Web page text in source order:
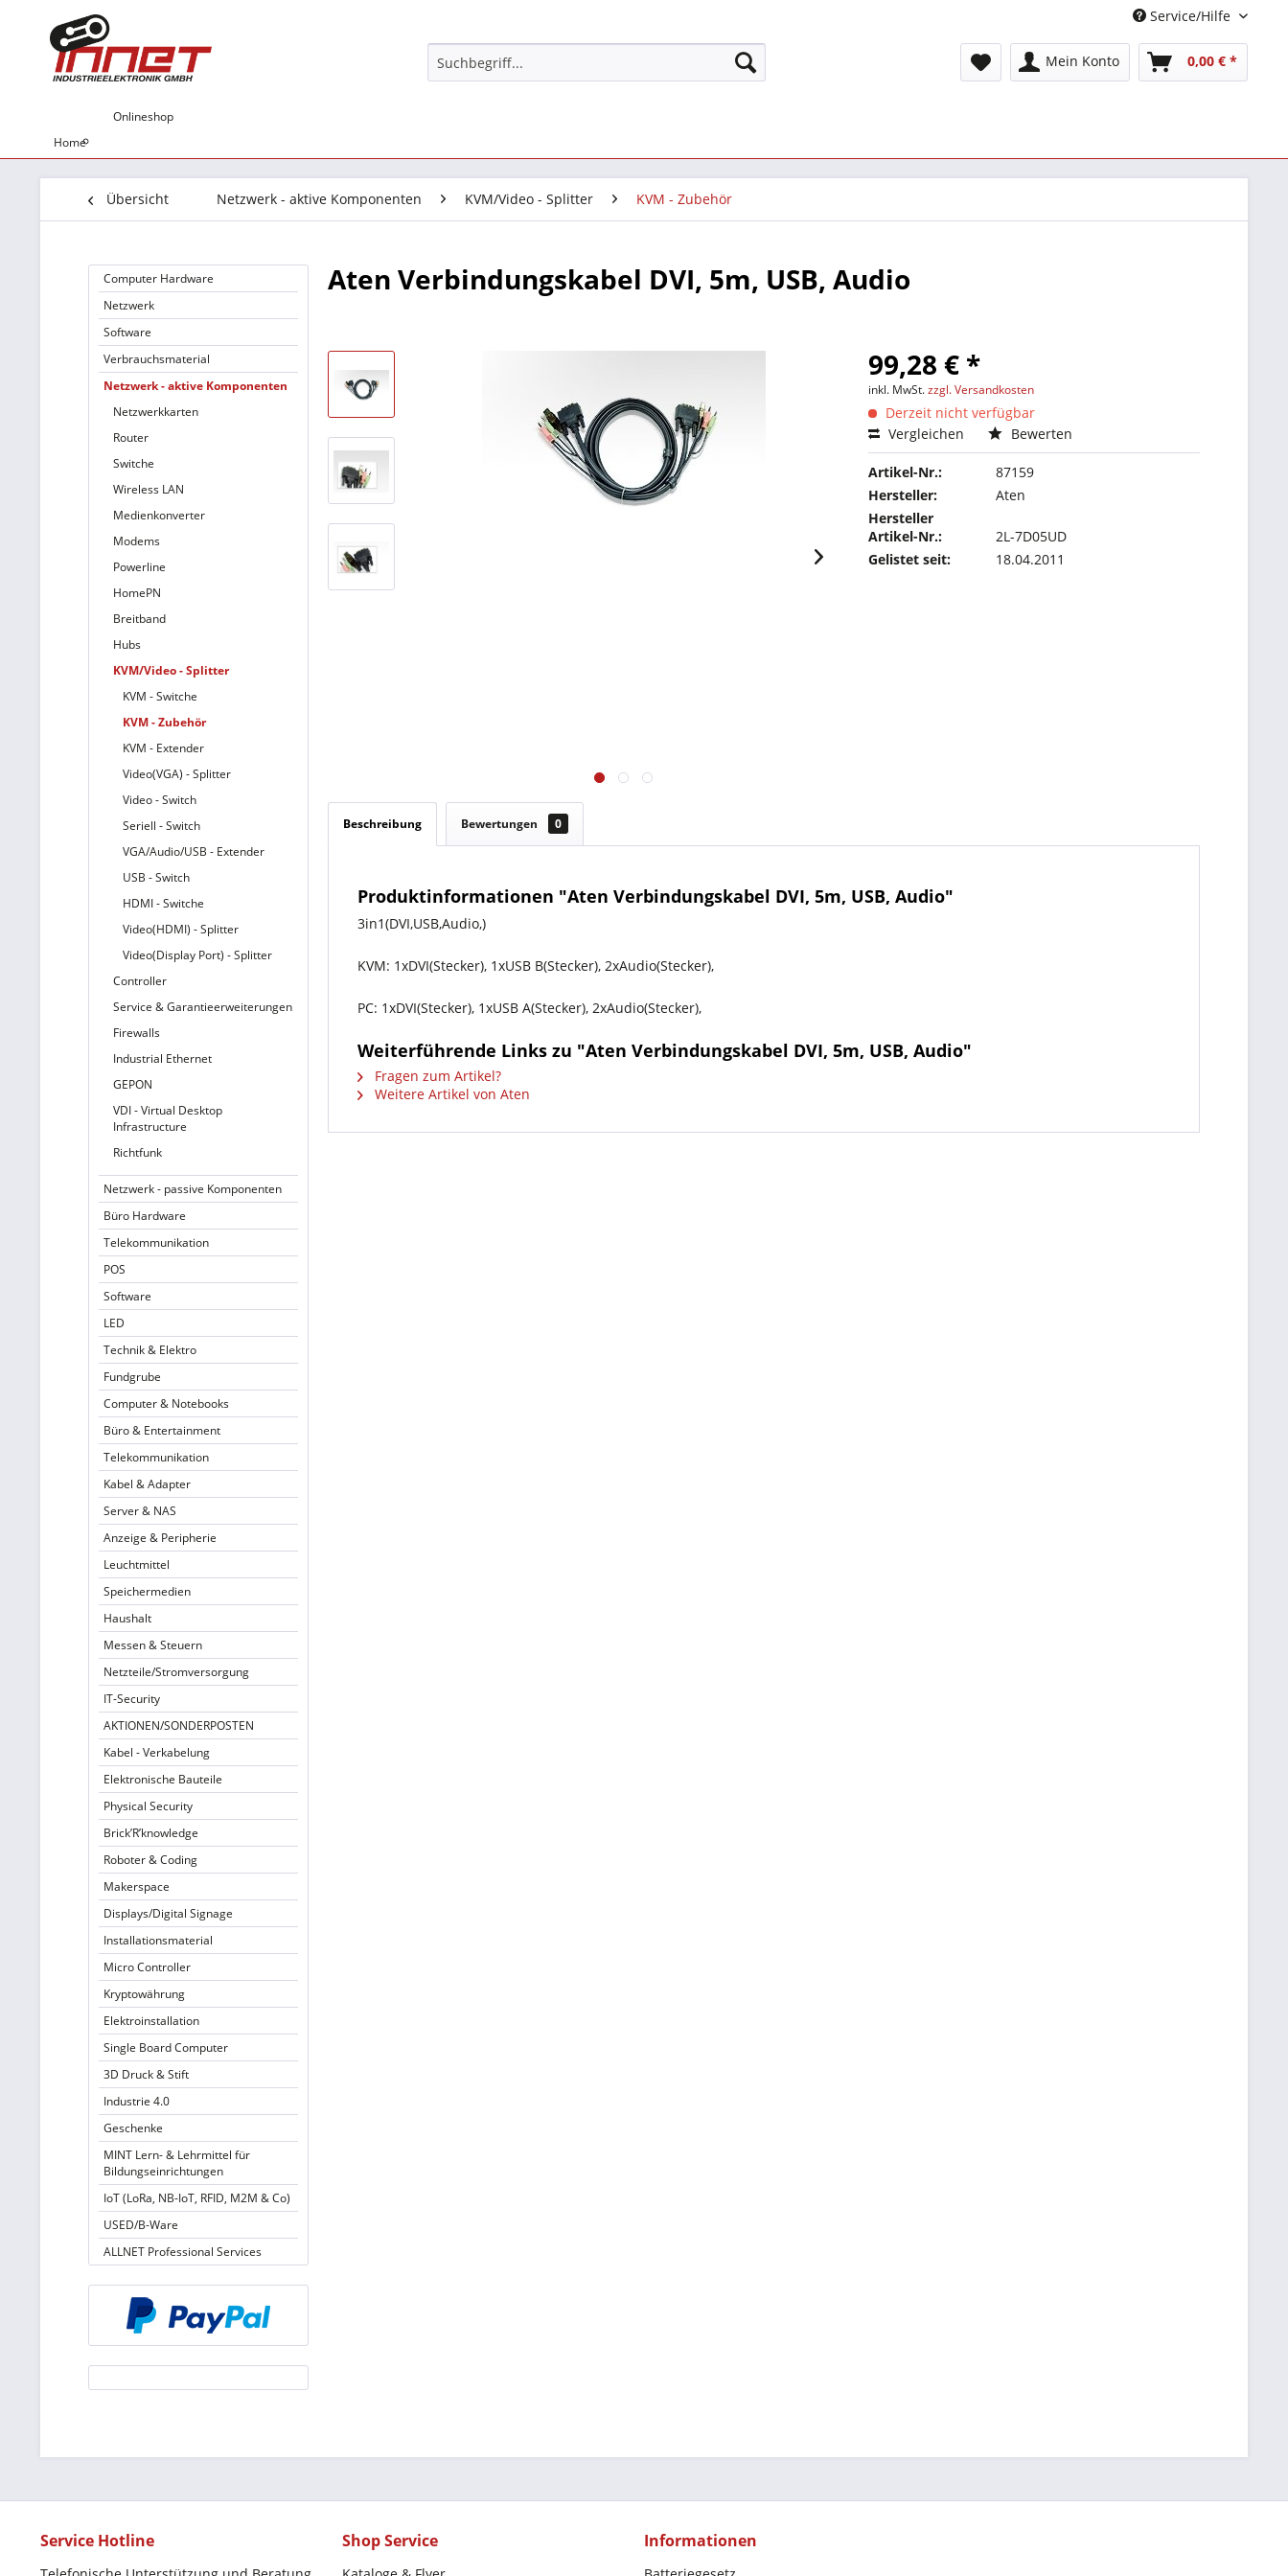
Service/Hilfe
Mein Konto 0,00 € *
Home
Onlineshop
Übersicht Netzwerk - aktive Komponenten KVM/Video - Splitter KVM - Zubehör
Computer Hardware
Netzwerk
Software
Verbrauchsmaterial
Netzwerk - aktive Komponenten
Netzwerkkarten
Router
Switche
Wireless LAN
Medienkonverter
Modems
Powerline
HomePN
Breitband
Hubs
KVM/Video - Splitter
KVM - Switche
KVM - Zubehör
KVM - Extender
Video(VGA) - Splitter
Video - Switch
Seriell - Switch
VGA/Audio/USB - Extender
USB - Switch
HDMI - Switche
Video(HDMI) - Splitter
Video(Display Port) - Splitter
Controller
Service & Garantieerweiterungen
Firewalls
Industrial Ethernet
GEPON
VDI - Virtual Desktop
Infrastructure
Richtfunk
Netzwerk - passive Komponenten
Büro Hardware
Telekommunikation
POS
Software
LED
Technik & Elektro
Fundgrube
Computer & Notebooks
Büro & Entertainment
Telekommunikation
Kabel & Adapter
Server & NAS
Anzeige & Peripherie
Leuchtmittel
Speichermedien
Haushalt
Messen & Steuern
Netzteile/Stromversorgung
IT-Security
AKTIONEN/SONDERPOSTEN
Kabel - Verkabelung
Elektronische Bauteile
Physical Security
Brick’R’knowledge
Roboter & Coding
Makerspace
Displays/Digital Signage
Installationsmaterial
Micro Controller
Kryptowährung
Elektroinstallation
Single Board Computer
3D Druck & Stift
Industrie 4.0
Geschenke
MINT Lern- & Lehrmittel für
Bildungseinrichtungen
IoT (LoRa, NB-IoT, RFID, M2M & Co)
USED/B-Ware
ALLNET Professional Services
Aten Verbindungskabel DVI, 5m, USB, Audio
99,28 € *
inkl. MwSt.zzgl. Versandkosten
Derzeit nicht verfügbar
Vergleichen
Bewerten
Artikel-Nr.:
87159
Hersteller:
Aten
Hersteller
Artikel-Nr.:
2L-7D05UD
Gelistet seit:
18.04.2011
Beschreibung Bewertungen 0
Produktinformationen "Aten Verbindungskabel DVI, 5m, USB, Audio"
3in1(DVI,USB,Audio,)
KVM: 1xDVI(Stecker), 1xUSB B(Stecker), 2xAudio(Stecker),
PC: 1xDVI(Stecker), 1xUSB A(Stecker), 2xAudio(Stecker),
Weiterführende Links zu "Aten Verbindungskabel DVI, 5m, USB, Audio"
Fragen zum Artikel?
Weitere Artikel von Aten
Service Hotline Shop Service Informationen